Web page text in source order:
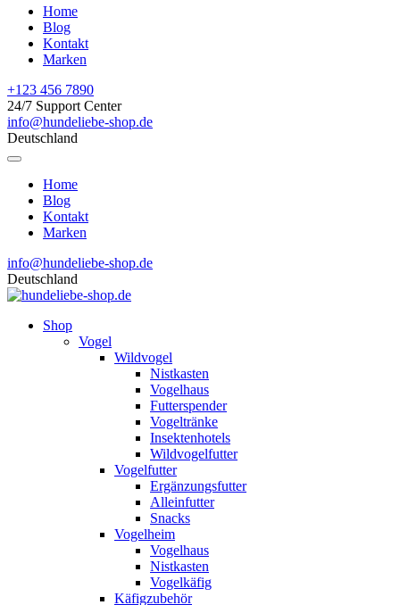
Home
Blog
Kontakt
Marken
+123 456 7890
24/7 Support Center
info@hundeliebe-shop.de
Deutschland
Home
Blog
Kontakt
Marken
info@hundeliebe-shop.de
Deutschland
Shop
Vogel
Wildvogel
Nistkasten
Vogelhaus
Futterspender
Vogeltränke
Insektenhotels
Wildvogelfutter
Vogelfutter
Ergänzungsfutter
Alleinfutter
Snacks
Vogelheim
Vogelhaus
Nistkasten
Vogelkäfig
Käfigzubehör